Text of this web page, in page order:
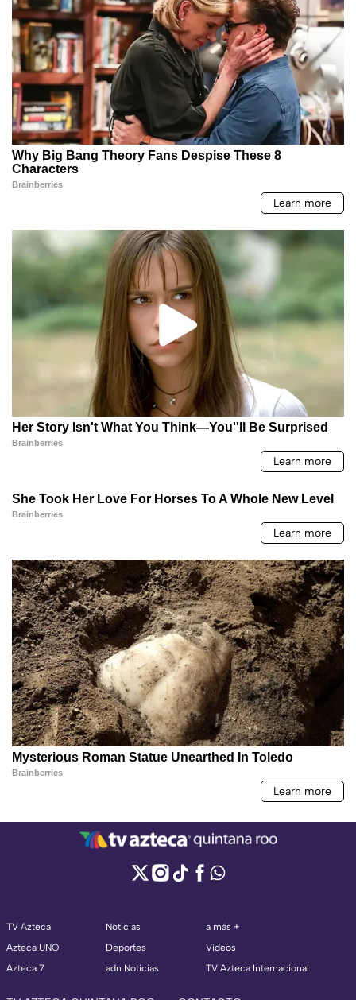
TV Azteca
Azteca UNO
Azteca 7
Noticias
Deportes
adn Noticias
a más +
Videos
TV Azteca Internacional